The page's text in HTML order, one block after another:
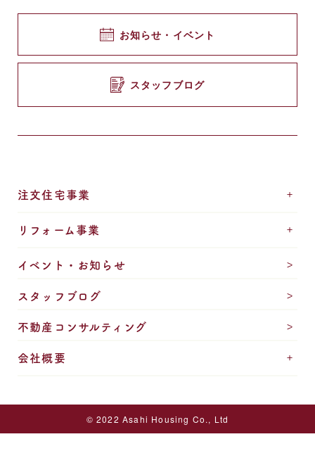
お知らせ・イベント
スタッフブログ
注文住宅事業
リフォーム事業
イベント・お知らせ
スタッフブログ
不動産コンサルティング
会社概要
© 2022 Asahi Housing Co., Ltd